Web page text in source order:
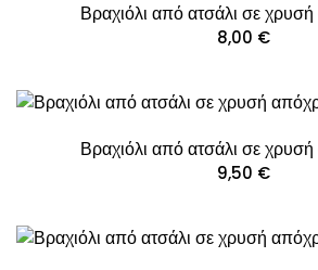
Βραχιόλι από ατσάλι σε
8,00 €
Βραχιόλι από ατσάλι σε
9,50 €